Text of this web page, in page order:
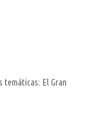
temáticas: El Gran